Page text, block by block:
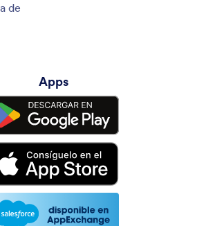
de
Apps